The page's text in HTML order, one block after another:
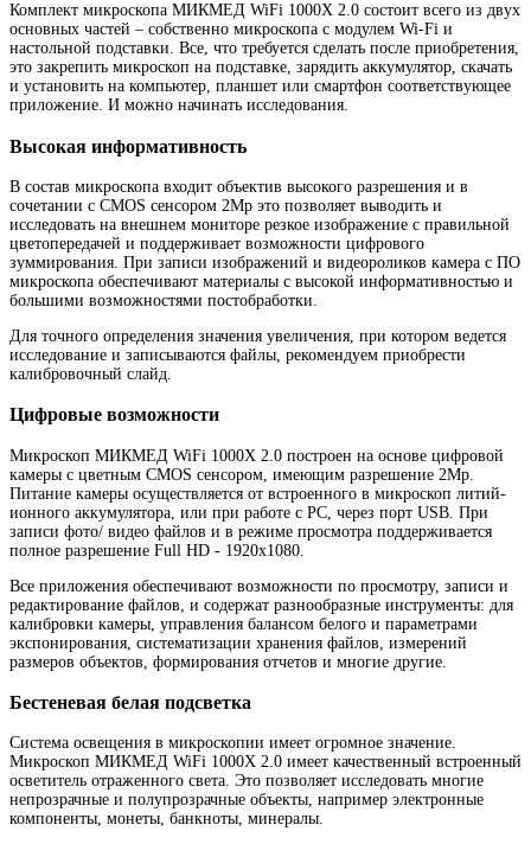
Комплект микроскопа МИКМЕД WiFi 1000Х 2.0 состоит всего из двух
основных частей – собственно микроскопа с модулем Wi-Fi и
настольной подставки. Все, что требуется сделать после приобретения,
это закрепить микроскоп на подставке, зарядить аккумулятор, скачать
и установить на компьютер, планшет или смартфон соответствующее
приложение. И можно начинать исследования.
Высокая информативность
В состав микроскопа входит объектив высокого разрешения и в
сочетании с CMOS сенсором 2Мр это позволяет выводить и
исследовать на внешнем мониторе резкое изображение с правильной
цветопередачей и поддерживает возможности цифрового
зуммирования. При записи изображений и видеороликов камера с ПО
микроскопа обеспечивают материалы с высокой информативностью и
большими возможностями постобработки.
Для точного определения значения увеличения, при котором ведется
исследование и записываются файлы, рекомендуем приобрести
калибровочный слайд.
Цифровые возможности
Микроскоп МИКМЕД WiFi 1000Х 2.0 построен на основе цифровой
камеры с цветным CMOS сенсором, имеющим разрешение 2Мр.
Питание камеры осуществляется от встроенного в микроскоп литий-
ионного аккумулятора, или при работе с РС, через порт USB. При
записи фото/ видео файлов и в режиме просмотра поддерживается
полное разрешение Full HD - 1920х1080.
Все приложения обеспечивают возможности по просмотру, записи и
редактирование файлов, и содержат разнообразные инструменты: для
калибровки камеры, управления балансом белого и параметрами
экспонирования, систематизации хранения файлов, измерений
размеров объектов, формирования отчетов и многие другие.
Бестеневая белая подсветка
Система освещения в микроскопии имеет огромное значение.
Микроскоп МИКМЕД WiFi 1000Х 2.0 имеет качественный встроенный
осветитель отраженного света. Это позволяет исследовать многие
непрозрачные и полупрозрачные объекты, например электронные
компоненты, монеты, банкноты, минералы.